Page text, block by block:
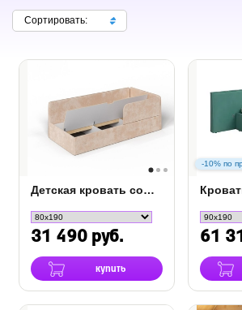
Сортировать:
Детская кровать софа Umka
31 490 руб.
купить
-10% по
61